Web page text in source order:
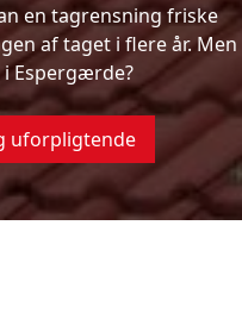
en tagrensning friske
af taget i flere år. Men
Espergærde?
uforpligtende